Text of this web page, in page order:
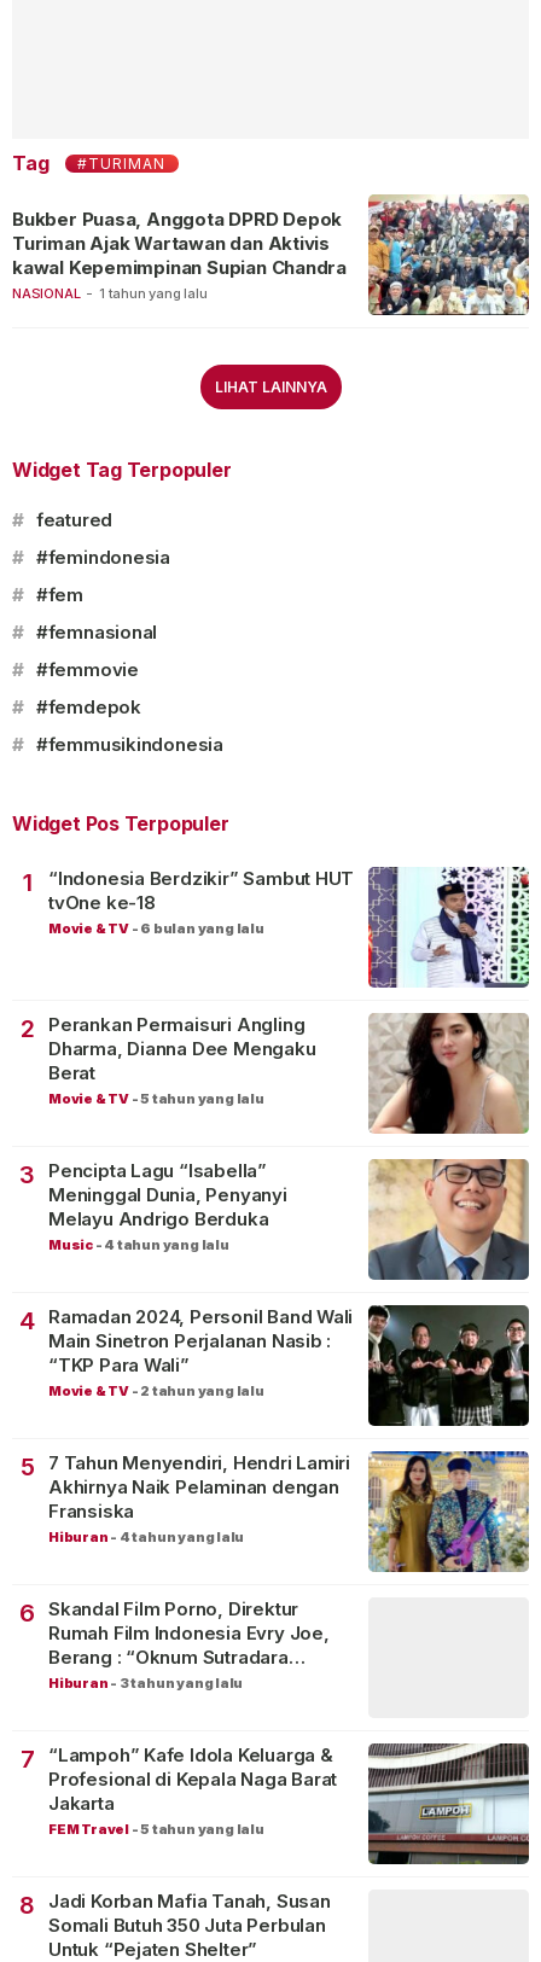
Tag #TURIMAN
NASIONAL - 1 tahun yang lalu
Bukber Puasa, Anggota DPRD Depok
Turiman Ajak Wartawan dan Aktivis
kawal Kepemimpinan Supian Chandra
LIHAT LAINNYA
Widget Tag Terpopuler
# featured
# #femindonesia
# #fem
# #femnasional
# #femmovie
# #femdepok
# #femmusikindonesia
Widget Pos Terpopuler
1
“Indonesia Berdzikir” Sambut HUT
tvOne ke-18
Movie & TV - 6 bulan yang lalu
2
Perankan Permaisuri Angling
Dharma, Dianna Dee Mengaku
Berat
Movie & TV -5 tahun yang lalu
3
Pencipta Lagu “Isabella”
Meninggal Dunia, Penyanyi
Melayu Andrigo Berduka
Music - 4 tahun yang lalu
4
Ramadan 2024, Personil Band Wali
Main Sinetron Perjalanan Nasib :
“TKP Para Wali”
Movie & TV - 2 tahun yang lalu
5
7 Tahun Menyendiri, Hendri Lamiri
Akhirnya Naik Pelaminan dengan
Fransiska
Hiburan - 4 tahun yang lalu
6
Skandal Film Porno, Direktur
Rumah Film Indonesia Evry Joe,
Berang : “Oknum Sutradara
Merusak Perfilman Indonesia”!
Hiburan - 3 tahun yang lalu
7
“Lampoh” Kafe Idola Keluarga &
Profesional di Kepala Naga Barat
Jakarta
FEM Travel -5 tahun yang lalu
8
Jadi Korban Mafia Tanah, Susan
Somali Butuh 350 Juta Perbulan
Untuk “Pejaten Shelter”